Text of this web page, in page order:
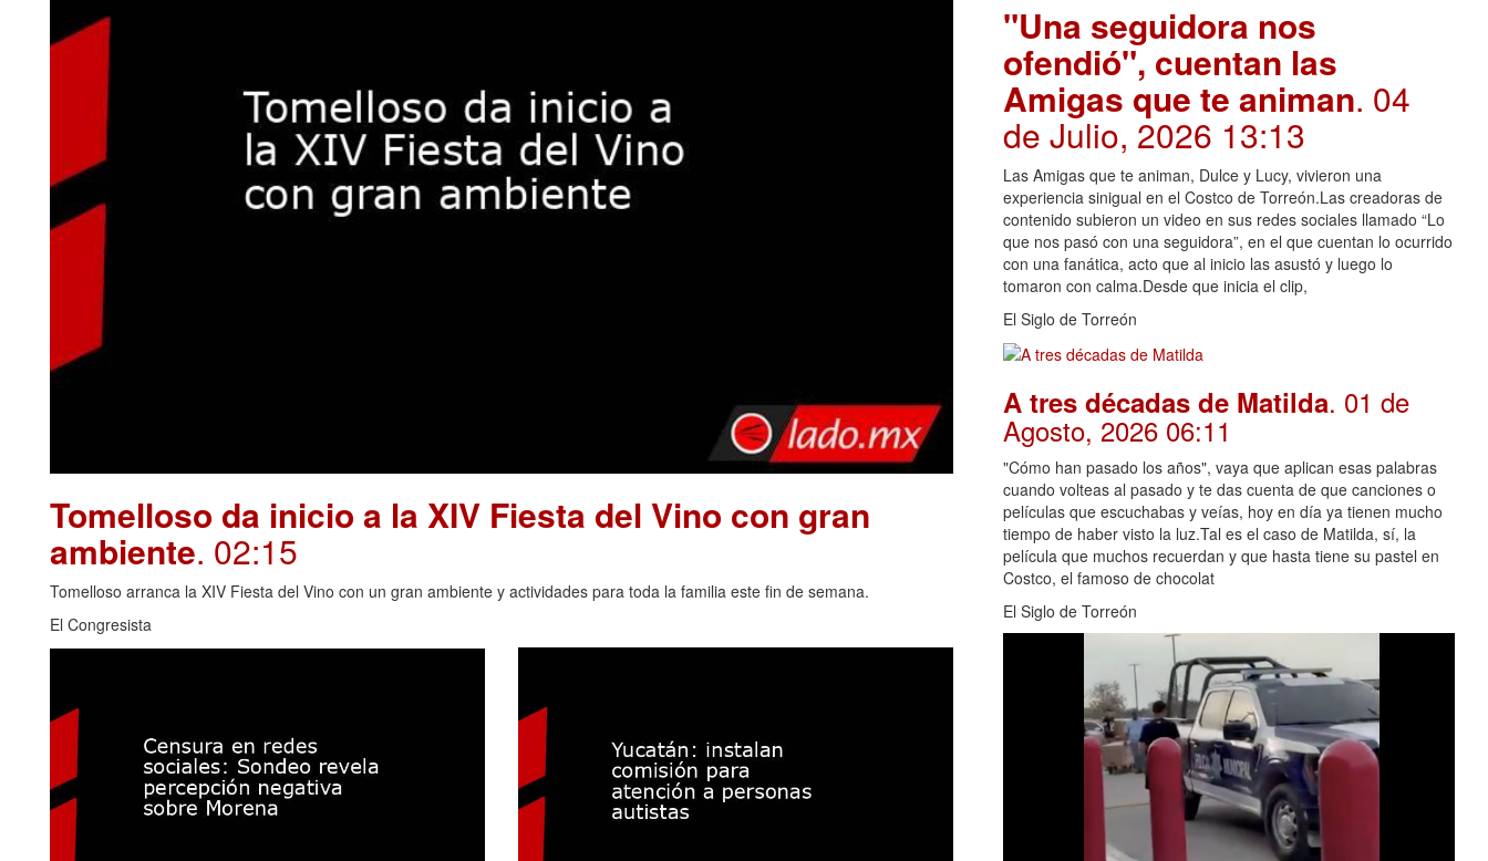
Tomelloso da inicio a la XIV Fiesta del Vino con gran
ambiente. 02:15
Tomelloso arranca la XIV Fiesta del Vino con un gran ambiente y actividades para toda la familia este fin de semana.
El Congresista
"Una seguidora nos
ofendió", cuentan las
Amigas que te animan. 04
de Julio, 2026 13:13
Las Amigas que te animan, Dulce y Lucy, vivieron una
experiencia sinigual en el Costco de Torreón.Las creadoras de
contenido subieron un video en sus redes sociales llamado “Lo
que nos pasó con una seguidora”, en el que cuentan lo ocurrido
con una fanática, acto que al inicio las asustó y luego lo
tomaron con calma.Desde que inicia el clip,
El Siglo de Torreón
A tres décadas de Matilda. 01 de
Agosto, 2026 06:11
"Cómo han pasado los años", vaya que aplican esas palabras
cuando volteas al pasado y te das cuenta de que canciones o
películas que escuchabas y veías, hoy en día ya tienen mucho
tiempo de haber visto la luz.Tal es el caso de Matilda, sí, la
película que muchos recuerdan y que hasta tiene su pastel en
Costco, el famoso de chocolat
El Siglo de Torreón